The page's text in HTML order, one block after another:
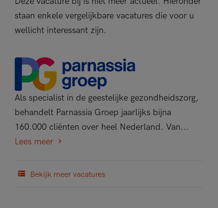
staan enkele vergelijkbare vacatures die voor u
wellicht interessant zijn.
Als specialist in de geestelijke gezondheidszorg,
behandelt Parnassia Groep jaarlijks bijna
160.000 cliënten over heel Nederland. Van...
Lees meer
Bekijk meer vacatures